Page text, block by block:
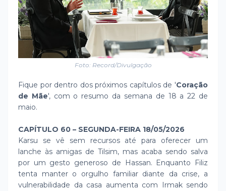
Foto: Record/Divulgação
Fique por dentro dos próximos capítulos de 'Coração
de Mãe', com o resumo da semana de 18 a 22 de
maio.
CAPÍTULO 60 – SEGUNDA-FEIRA 18/05/2026
Karsu se vê sem recursos até para oferecer um
lanche às amigas de Tilsim, mas acaba sendo salva
por um gesto generoso de Hassan. Enquanto Filiz
tenta manter o orgulho familiar diante da crise, a
vulnerabilidade da casa aumenta com Irmak sendo